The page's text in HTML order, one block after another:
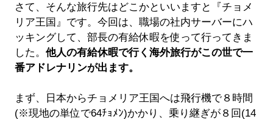
さて、そんな旅行先はどこかといいますと『チョメ
リア王国』です。今回は、職場の社内サーバーにハ
ッキングして、部長の有給休暇を使って行ってきま
した。 他人の有給休暇で行く海外旅行がこの世で一
番アドレナリンが出ます。
まず、日本からチョメリア王国へは飛行機で８時間
(※現地の単位で64ﾁｮﾒﾝ)かかり、乗り継ぎが８回(14